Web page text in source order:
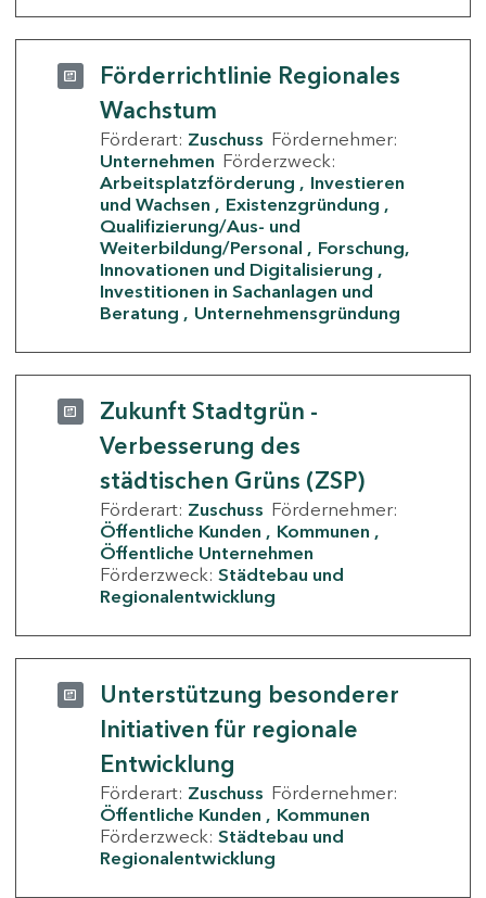
Förderrichtlinie Regionales
Wachstum
Förderart: Zuschuss Fördernehmer:
Unternehmen Förderzweck:
Arbeitsplatzförderung
Investieren
und Wachsen
Existenzgründung
Qualifizierung/Aus- und
Weiterbildung/Personal
Forschung,
Innovationen und Digitalisierung
Investitionen in Sachanlagen und
Beratung
Unternehmensgründung
Zukunft Stadtgrün -
Verbesserung des
städtischen Grüns (ZSP)
Förderart: Zuschuss Fördernehmer:
Öffentliche Kunden
Kommunen
Öffentliche Unternehmen
Förderzweck: Städtebau und
Regionalentwicklung
Unterstützung besonderer
Initiativen für regionale
Entwicklung
Förderart: Zuschuss Fördernehmer:
Öffentliche Kunden
Kommunen
Förderzweck: Städtebau und
Regionalentwicklung